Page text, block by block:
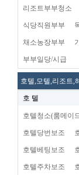
리조트부부청소
식당직원부부
채소농장부부
부부일당/시급
호텔,모텔,리조트,
호 텔
호텔청소(룸메이
호텔당번보조
호텔베팅보조
호텔주차보조